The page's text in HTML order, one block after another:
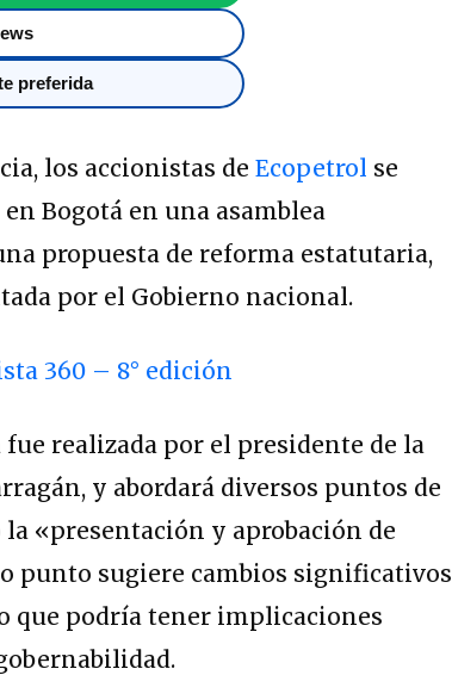
preferida
los accionistas deEcopetrol se
Bogotá en una asamblea
propuesta de reforma estatutaria,
por el Gobierno nacional.
360 – 8° edición
realizada por el presidente de la
y abordará diversos puntos de
«presentación y aprobación de
punto sugiere cambios significativos
que podría tener implicaciones